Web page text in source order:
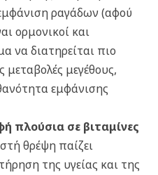
ραγάδων (αφού
ορμονικοί και
να διατηρείται πιο
μεταβολές μεγέθους,
εμφάνισης
πλούσια σε βιταμίνες
θρέψη παίζει
της υγείας και της